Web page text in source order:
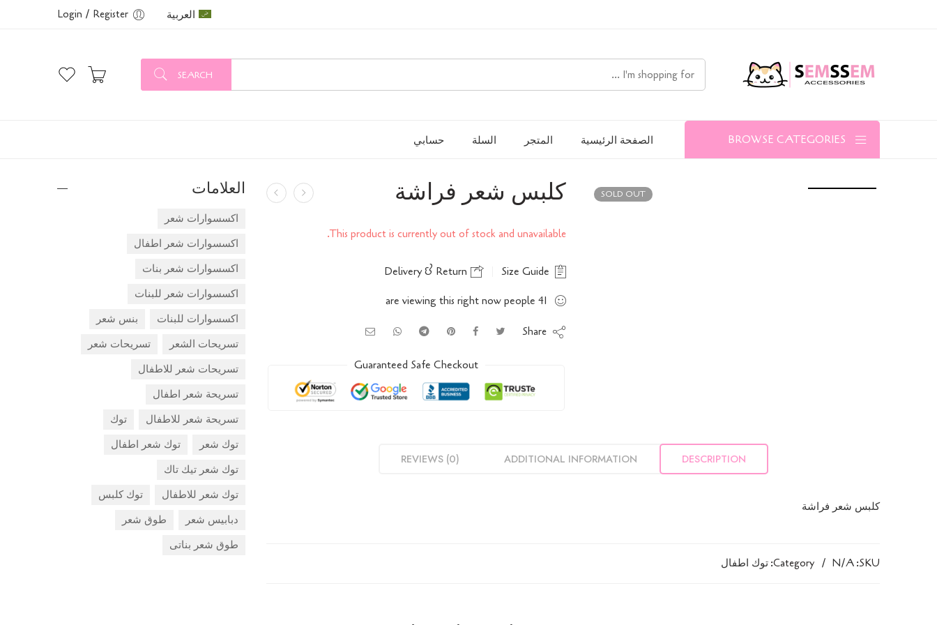
العربية Login / Register
SEARCH
BROWSE CATEGORIES الصفحة الرئيسية المتجر السلة حسابي
SOLD OUT كلبس شعر فراشة
This product is currently out of stock and unavailable.
41
people
Guaranteed Safe Checkout
DESCRIPTION
ADDITIONAL INFORMATION
REVIEWS (0)
كلبس شعر فراشة
SKU:
N/A
Category: توك اطفال
العلامات
اكسسوارات شعر
اكسسوارات شعر اطفال
اكسسوارات شعر بنات
اكسسوارات شعر للبنات
اكسسوارات للبنات
بنس شعر
تسريحات الشعر
تسريحات شعر
تسريحات شعر للاطفال
تسريحة شعر اطفال
تسريحة شعر للاطفال
توك
توك شعر
توك شعر اطفال
توك شعر تيك تاك
توك شعر للاطفال
توك كلبس
دبابيس شعر
طوق شعر
طوق شعر بناتى